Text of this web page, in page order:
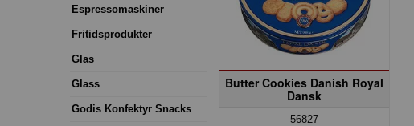
Espressomaskiner
Fritidsprodukter
Glas
Glass
Godis Konfektyr Snacks
Butter Cookies Danish Royal
Dansk
56827